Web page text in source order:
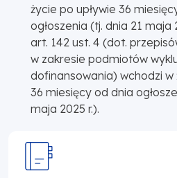
życie po upływie 36
ogłoszenia (tj. dnia 21 maja
art. 142 ust. 4 (dot.
w zakresie podmiotów
dofinansowania) wchodzi w
36 miesięcy od dnia
maja 2025 r.).